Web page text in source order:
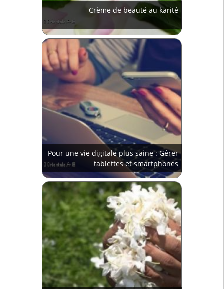
Crème de beauté au karité
Pour une vie digitale plus saine : Gérer
tablettes et smartphones